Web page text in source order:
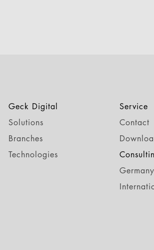
Geck Digital
Solutions
Branches
Technologies
Service
Contact
Germany